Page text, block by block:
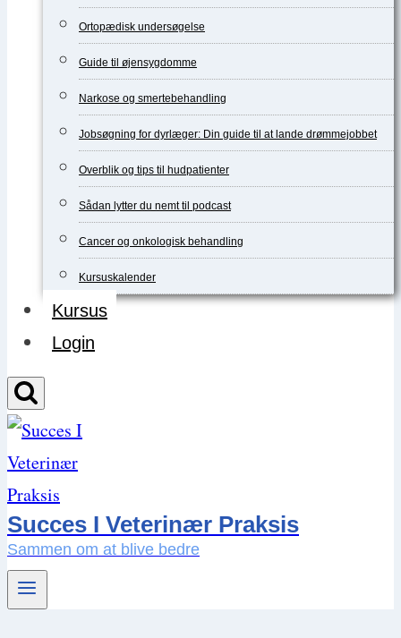
Ortopædisk undersøgelse
Guide til øjensygdomme
Narkose og smertebehandling
Jobsøgning for dyrlæger: Din guide til at lande drømmejobbet
Overblik og tips til hudpatienter
Sådan lytter du nemt til podcast
Cancer og onkologisk behandling
Kursuskalender
Kursus
Login
Succes I Veterinær Praksis
Sammen om at blive bedre